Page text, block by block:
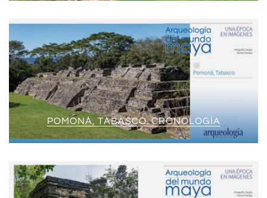
POMONÁ, TABASCO. CRONOLOGÍA